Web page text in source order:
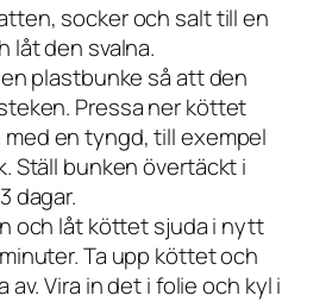
socker och salt till en
låt den svalna.
plastbunke så att den
Pressa ner köttet
en tyngd, till exempel
Ställ bunken övertäckt i
dagar.
och låt köttet sjuda i nytt
Ta upp köttet och
av. Vira in det i folie och kyl i